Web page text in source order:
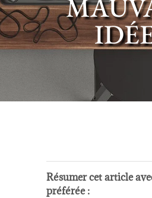
Résumer cet article
préférée :